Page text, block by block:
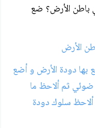
الأرض؟ ضع
الأرض
دودة الأرض و أضع
ثم ألاحظ ما
سلوك دودة